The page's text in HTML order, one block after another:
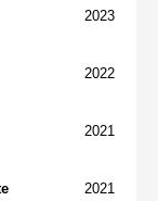
2023
2022
2021
2021